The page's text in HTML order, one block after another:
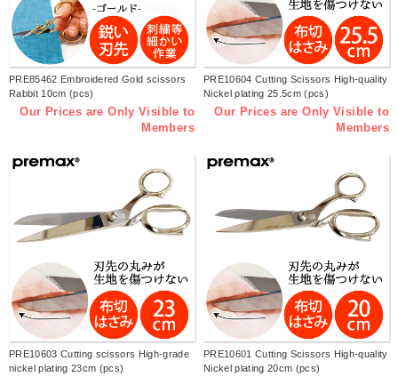
PRE85462 Embroidered Gold scissors
Rabbit 10cm (pcs)
Our Prices are Only Visible to
Members
PRE10604 Cutting Scissors High-quality
Nickel plating 25.5cm (pcs)
Our Prices are Only Visible to
Members
PRE10603 Cutting scissors High-grade
nickel plating 23cm (pcs)
PRE10601 Cutting Scissors High-quality
Nickel plating 20cm (pcs)